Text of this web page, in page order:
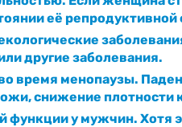
её репродуктивной
другие заболевания.
время менопаузы.
снижение плотности
функции у мужчин. Хотя